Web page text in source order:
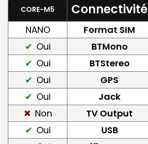
CORE-M5 Connectivité
NANO Format SIM
Oui
BTMono
Oui
BTStereo
Oui
GPS
Oui
Jack
Non
TV Output
Oui
USB